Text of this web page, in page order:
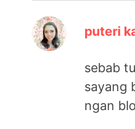
puteri
sebab
sayang
ngan